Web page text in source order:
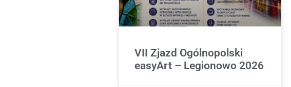
VII Zjazd Ogólnopolski
easyArt – Legionowo 2026